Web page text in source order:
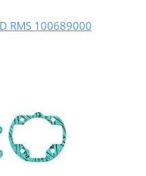
RMS 100689000